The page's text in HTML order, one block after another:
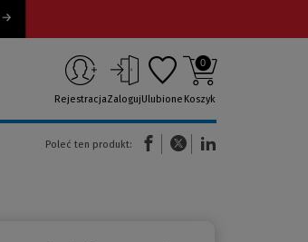
RejestracjaZalogujUlubione
0
Koszyk
Poleć ten produkt:
(Nowe okno)(Link do innej strony)